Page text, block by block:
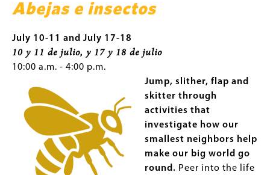
Abejas e insectos
July 10-11 and July 17-18
10 y 11 de julio, y 17 y 18 de julio
10:00 a.m. - 4:00 p.m.
Jump, slither, flap and
skitter through
activities that
investigate how our
smallest neighbors help
make our big world go
round. Peer into the life